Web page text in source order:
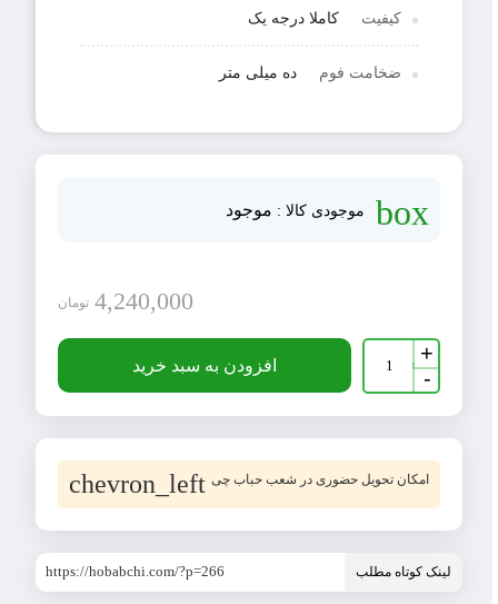
کیفیت کاملا درجه یک
ضخامت فوم ده میلی متر
box موجودی کالا : موجود
4,240,000 تومان
فوم
ضربه
گیر
ضخامت
10
میلی
طول
متر
+
-
افزودن به سبد خرید
امکان تحویل حضوری در شعب حباب چی chevron_left
لینک کوتاه مطلب https://hobabchi.com/?p=266